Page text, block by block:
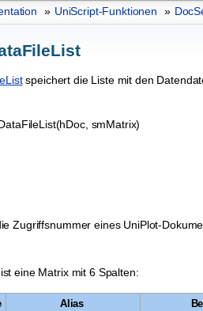
» UniScript-Funktionen »
speichert die Liste mit den
smMatrix)
Zugriffsnummer eines UniPlot-
eine Matrix mit 6 Spalten:
Alias